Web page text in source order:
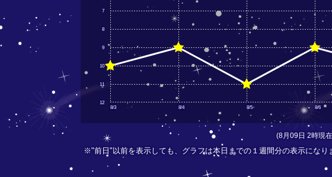
8/3 8/4 8/5 8/6
12
11
10
9
8
7
(8月09日 2時現
※"前日"以前を表示しても、グラフは本日までの１週間分の表示になり